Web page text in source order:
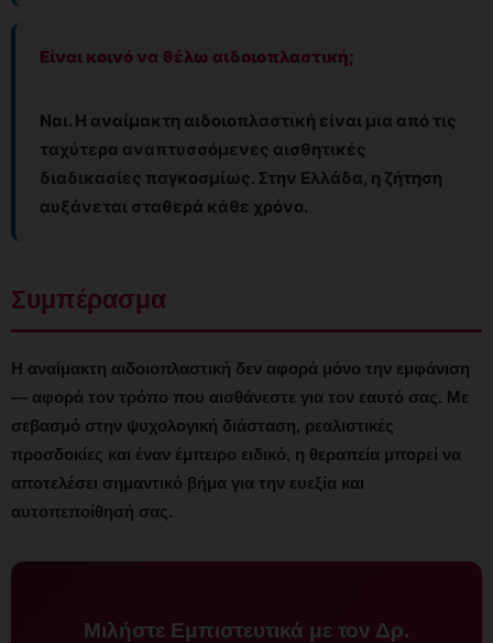
Είναι κοινό να θέλω αιδοιοπλαστική;
Ναι. Η αναίμακτη αιδοιοπλαστική είναι μια από τις
ταχύτερα αναπτυσσόμενες αισθητικές
διαδικασίες παγκοσμίως. Στην Ελλάδα, η ζήτηση
αυξάνεται σταθερά κάθε χρόνο.
Συμπέρασμα
Η αναίμακτη αιδοιοπλαστική δεν αφορά μόνο την εμφάνιση
— αφορά τον τρόπο που αισθάνεστε για τον εαυτό σας. Με
σεβασμό στην ψυχολογική διάσταση, ρεαλιστικές
προσδοκίες και έναν έμπειρο ειδικό, η θεραπεία μπορεί να
αποτελέσει σημαντικό βήμα για την ευεξία και
αυτοπεποίθησή σας.
Μιλήστε Εμπιστευτικά με τον Δρ.